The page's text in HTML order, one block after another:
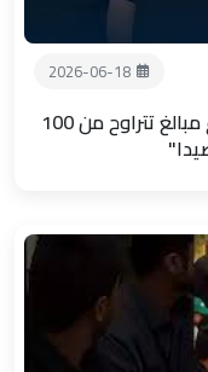
2026-06-18
شملت 250 عائلة: العتبة الحسينية توزع مبالغ تتراوح من 100